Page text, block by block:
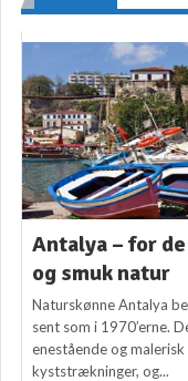
Antalya – for
og smuk natur
Naturskønne Antalya
sent som i 1970’erne.
enestående og
kyststrækninger, og...